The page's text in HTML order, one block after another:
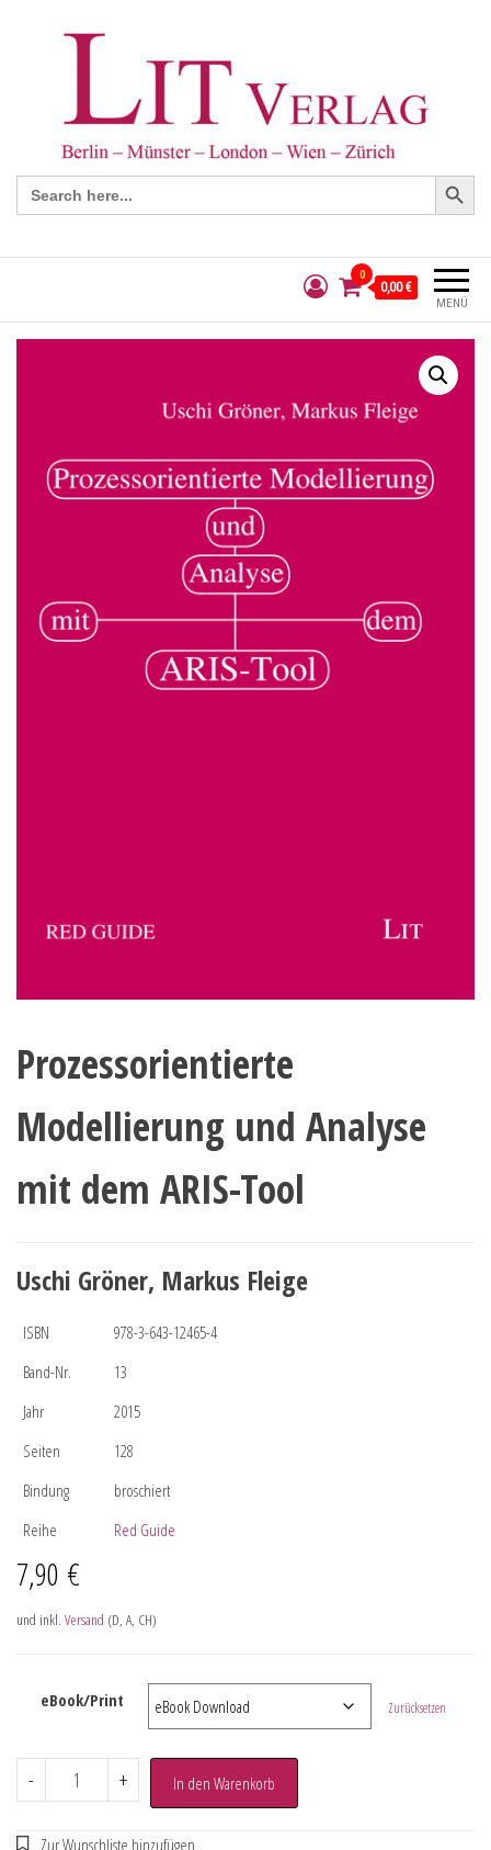
Search
for:
Search Button
MENÜ
0
0,00 €
Prozessorientierte
Modellierung und Analyse
mit dem ARIS-Tool
Uschi Gröner, Markus Fleige
ISBN
978-3-643-12465-4
Band-Nr.
13
Jahr
2015
Seiten
128
Bindung
broschiert
Reihe
Red Guide
7,90 €
und inkl. Versand (D, A, CH)
eBook/Print Zurücksetzen
- + In den Warenkorb